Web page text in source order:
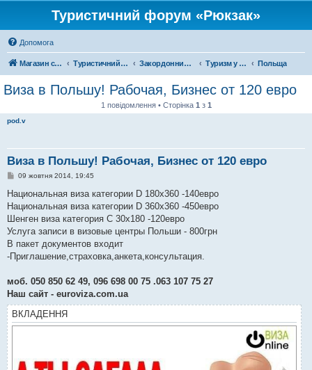
Туристичний форум «Рюкзак»
Допомога
Магазин спорядження Туристичний форум «Рюкзак» Закордонний туризм Туризм у Європі Польща
Виза в Польшу! Рабочая, Бизнес от 120 евро
1 повідомлення • Сторінка 1 з 1
pod.v
Виза в Польшу! Рабочая, Бизнес от 120 евро
П
в
д
о
л
е
н
09 жовтня 2014, 19:45
Национальная виза категории D 180х360 -140евро
Национальная виза категории D 360х360 -450евро
Шенген виза категория C 30х180 -120евро
Услуга записи в визовые центры Польши - 800грн
В пакет документов входит
-Приглашение,страховка,анкета,консультация.
моб. 050 850 62 49, 096 698 00 75 .063 107 75 27
Наш сайт - euroviza.com.ua
ВКЛАДЕННЯ